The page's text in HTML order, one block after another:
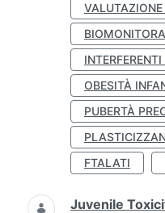
OBESITÀ
PUBERTÀ
FTALATI
Juvenile